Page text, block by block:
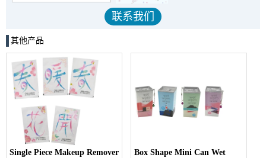
其他产品
Single Piece Makeup Remover
Box Shape Mini Can Wet